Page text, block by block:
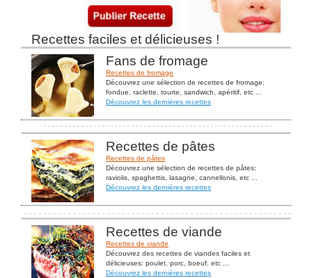
Recettes faciles et délicieuses !
Fans de fromage
Recettes de fromage
Découvrez une sélection de recettes de fromage:
fondue, raclette, tourte, sandwich, apéritif, etc ...
Découvrez les dernières recettes
Recettes de pâtes
Recettes de pâtes
Découvrez une sélection de recettes de pâtes:
raviolis, spaghettis, lasagne, cannellonis, etc ...
Découvrez les dernières recettes
Recettes de viande
Recettes de viande
Découvrez des recettes de viandes faciles et
délicieuses: poulet, porc, boeuf, etc ...
Découvrez les dernières recettes